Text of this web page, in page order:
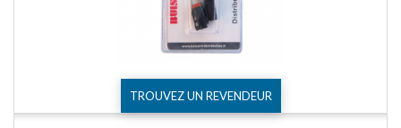
TROUVEZ UN REVENDEUR